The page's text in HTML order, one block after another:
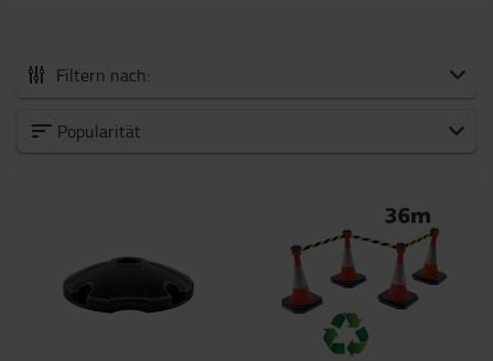
Filtern nach:
Zubehör
Beleuchtung
Gabeln und Gabelverlängerungen
Popularität